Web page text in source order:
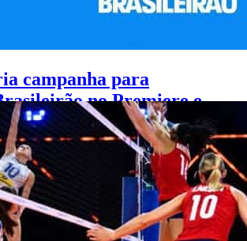
campanha para
no Premiere e